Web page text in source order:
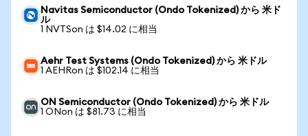
Navitas Semiconductor (Ondo Tokenized) から 米ド
ル
1 NVTSon は $14.02 に相当
Aehr Test Systems (Ondo Tokenized) から 米ドル
1 AEHRon は $102.14 に相当
ON Semiconductor (Ondo Tokenized) から 米ドル
1 ONon は $81.73 に相当